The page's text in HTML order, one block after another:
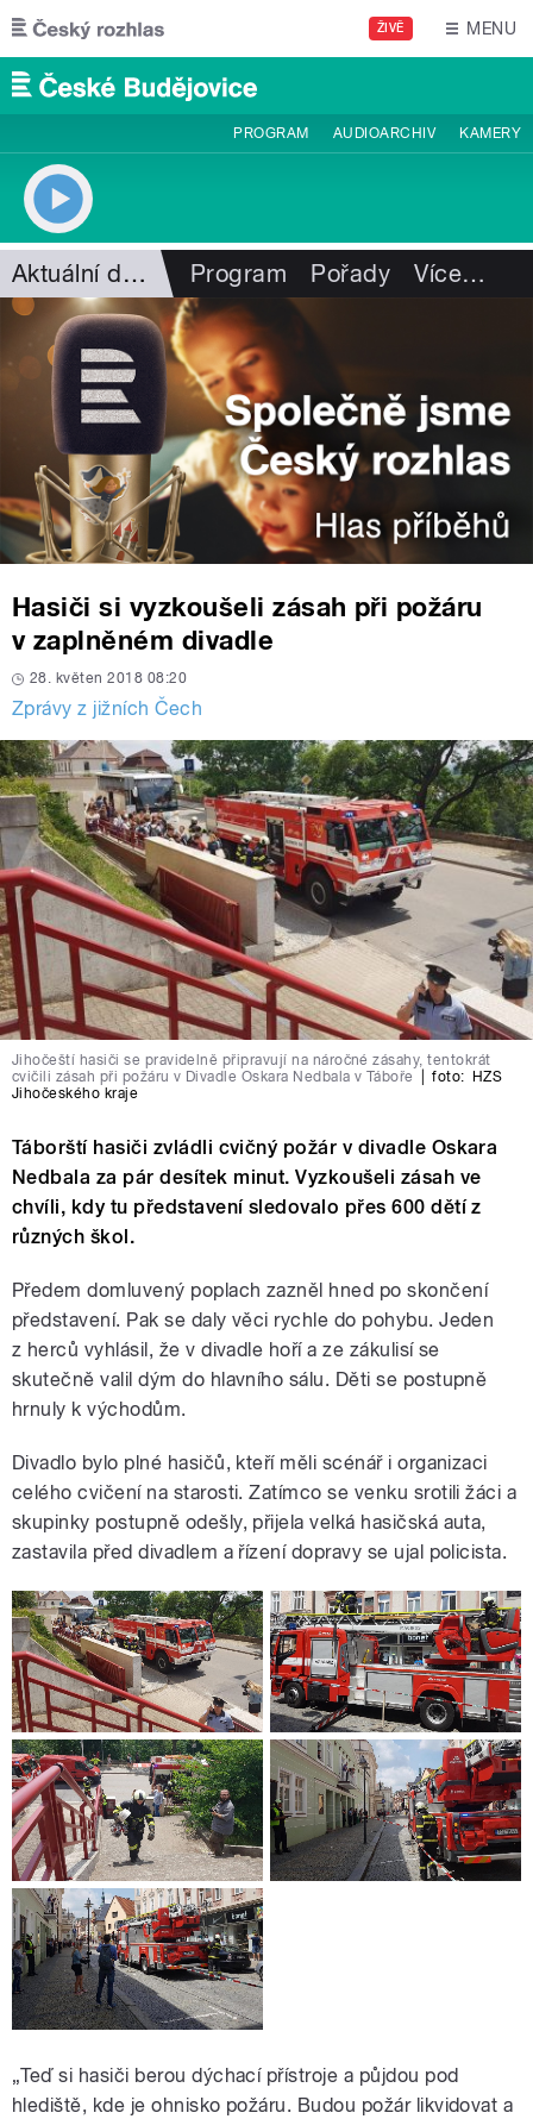
Přejít k hlavnímu obsahu
ŽIVĚ MENU
PROGRAM AUDIOARCHIV KAMERY
Aktuální dění Program Pořady Více…
Hasiči si vyzkoušeli zásah při požáru
v zaplněném divadle
28. květen 2018 08:20
Zprávy z jižních Čech
Jihočeští hasiči se pravidelně připravují na náročné zásahy, tentokrát
cvičili zásah při požáru v Divadle Oskara Nedbala v Táboře
foto:
HZS
Jihočeského kraje
Táborští hasiči zvládli cvičný požár v divadle Oskara
Nedbala za pár desítek minut. Vyzkoušeli zásah ve
chvíli, kdy tu představení sledovalo přes 600 dětí z
různých škol.
Předem domluvený poplach zazněl hned po skončení
představení. Pak se daly věci rychle do pohybu. Jeden
z herců vyhlásil, že v divadle hoří a ze zákulisí se
skutečně valil dým do hlavního sálu. Děti se postupně
hrnuly k východům.
Divadlo bylo plné hasičů, kteří měli scénář i organizaci
celého cvičení na starosti. Zatímco se venku srotili žáci a
skupinky postupně odešly, přijela velká hasičská auta,
zastavila před divadlem a řízení dopravy se ujal policista.
„Teď si hasiči berou dýchací přístroje a půjdou pod
hlediště, kde je ohnisko požáru. Budou požár likvidovat a